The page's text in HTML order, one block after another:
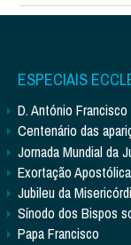
ESPECIAIS
D. António
Centenário das
Jornada Mundial da
Exortação
Jubileu da
Sínodo dos Bispos
Papa Francisco